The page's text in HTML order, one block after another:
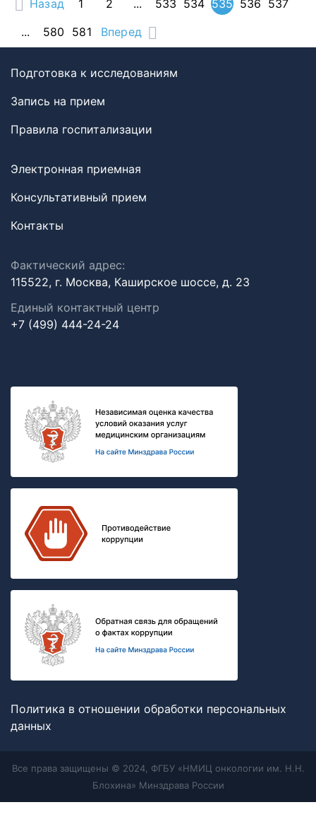
Назад 1 2 ... 533 534 535 536 537
...
580 581 Вперед
Подготовка к исследованиям
Запись на прием
Правила госпитализации
Электронная приемная
Консультативный прием
Контакты
Фактический адрес:
115522, г. Москва, Каширское шоссе, д. 23
Единый контактный центр
+7 (499) 444-24-24
Политика в отношении обработки персональных
данных
Все права защищены © 2024, ФГБУ «НМИЦ онкологии им. Н.Н.
Блохина» Минздрава России